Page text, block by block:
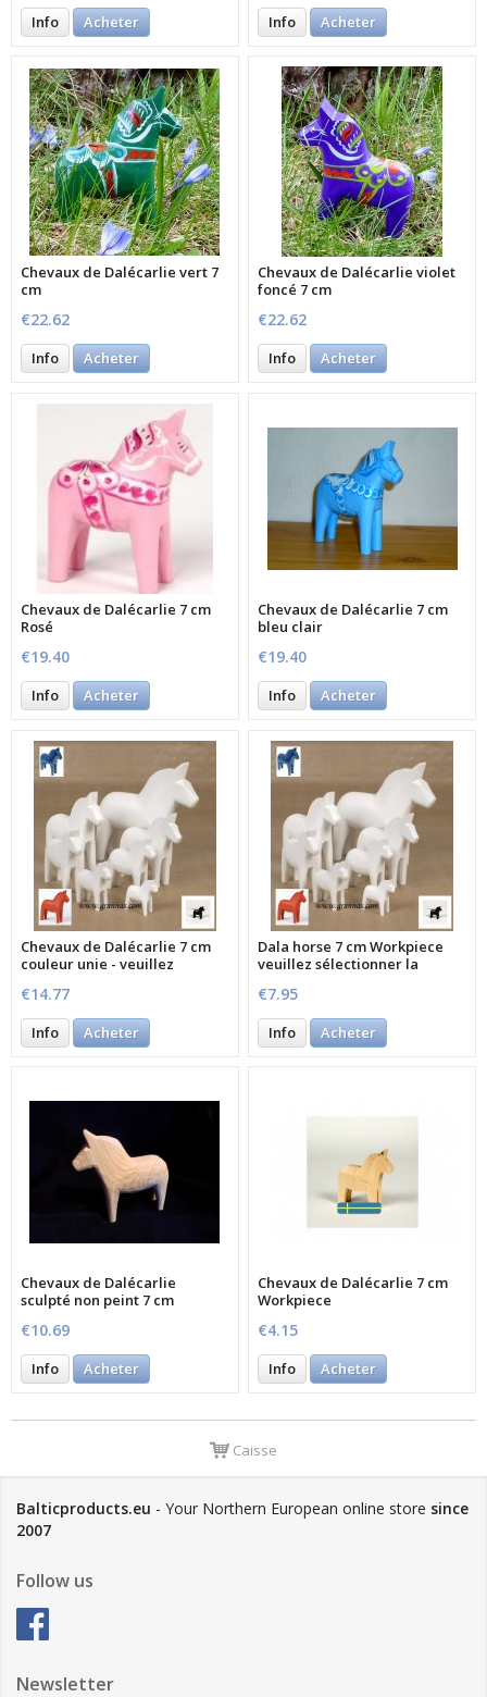
Info Acheter Info Acheter
Chevaux de Dalécarlie vert 7
cm
€22.62
Info Acheter
Chevaux de Dalécarlie violet
foncé 7 cm
€22.62
Info Acheter
Chevaux de Dalécarlie 7 cm
Rosé
€19.40
Info Acheter
Chevaux de Dalécarlie 7 cm
bleu clair
€19.40
Info Acheter
Chevaux de Dalécarlie 7 cm
couleur unie - veuillez
€14.77
Info Acheter
Dala horse 7 cm Workpiece
veuillez sélectionner la
€7.95
Info Acheter
Chevaux de Dalécarlie
sculpté non peint 7 cm
€10.69
Info Acheter
Chevaux de Dalécarlie 7 cm
Workpiece
€4.15
Info Acheter
Caisse
Balticproducts.eu - Your Northern European online store since
2007
Follow us
Newsletter